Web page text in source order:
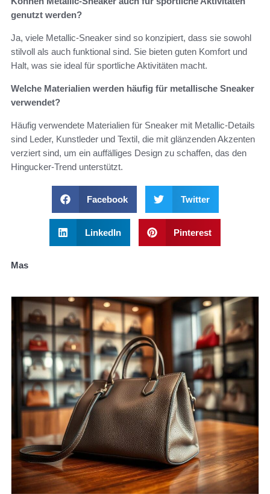
genutzt werden?
Ja, viele Metallic-Sneaker sind so konzipiert, dass sie sowohl
stilvoll als auch funktional sind. Sie bieten guten Komfort und
Halt, was sie ideal für sportliche Aktivitäten macht.
Welche Materialien werden häufig für metallische Sneaker
verwendet?
Häufig verwendete Materialien für Sneaker mit Metallic-Details
sind Leder, Kunstleder und Textil, die mit glänzenden Akzenten
verziert sind, um ein auffälliges Design zu schaffen, das den
Hingucker-Trend unterstützt.
Facebook Twitter
LinkedIn Pinterest
Mas